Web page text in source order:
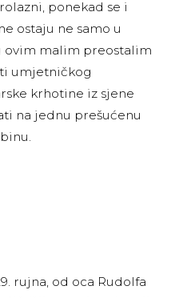
ponekad se i
ostaju ne samo u
ovim malim preostalim
umjetničkog
krhotine iz sjene
na jednu prešućenu
rujna, od oca Rudolfa